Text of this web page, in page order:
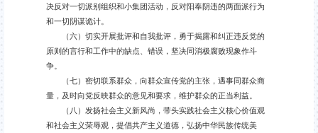
决反对一切派别组织和小集团活动，反对阳奉阴违的两面派行为
和一切阴谋诡计。
（六）切实开展批评和自我批评，勇于揭露和纠正违反党的
原则的言行和工作中的缺点、错误，坚决同消极腐败现象作斗
争。
（七）密切联系群众，向群众宣传党的主张，遇事同群众商
量，及时向党反映群众的意见和要求，维护群众的正当利益。
（八）发扬社会主义新风尚，带头实践社会主义核心价值观
和社会主义荣辱观，提倡共产主义道德，弘扬中华民族传统美